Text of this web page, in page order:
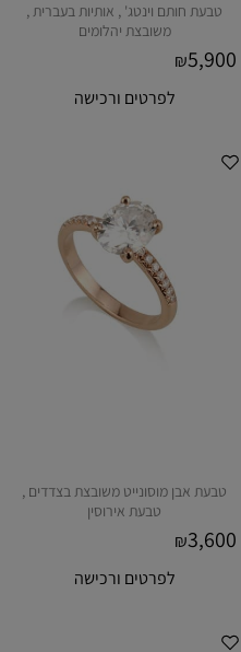
טבעת חותם וינטג' , אותיות בעברית ,
משובצת יהלומים
₪5,900
לפרטים ורכישה
טבעת אבן מוסונייט משובצת בצדדים ,
טבעת אירוסין
₪3,600
לפרטים ורכישה